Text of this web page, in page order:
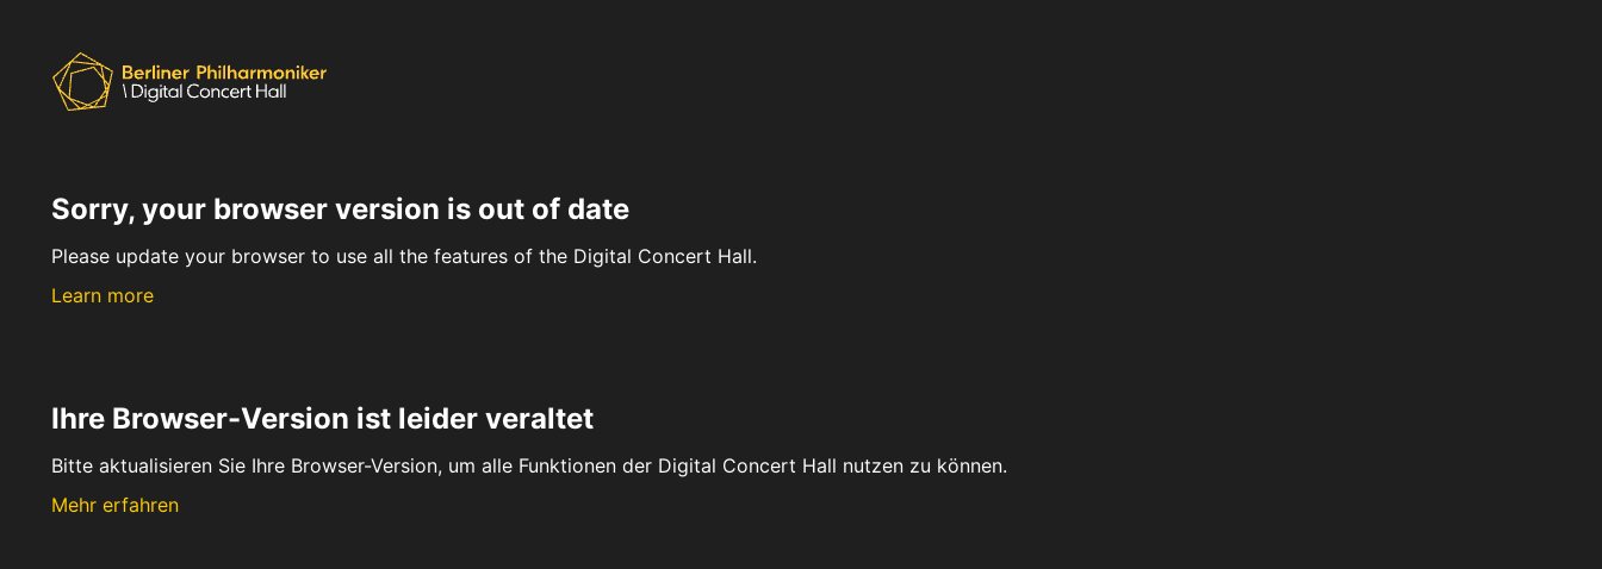
Sorry, your browser version is out of date
Please update your browser to use all the features of the Digital Concert Hall.
Learn more
Ihre Browser-Version ist leider veraltet
Bitte aktualisieren Sie Ihre Browser-Version, um alle Funktionen der Digital Concert Hall nutzen zu können.
Mehr erfahren